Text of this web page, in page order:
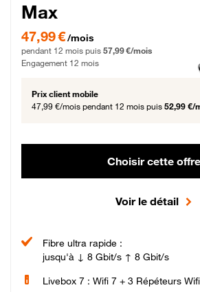
Max
47,99 € par mois pendant 12 mois puis 57,99 €
47,99 €/mois
pendant 12 mois puis 57,99 €/mois
Engagement 12 mois
Prix client mobile
47,99 €/mois pendant 12 mois puis 52,99 €/
Choisir cette offre
Voir le détail
Fibre ultra rapide :
jusqu'à ↓ 8 Gbit/s ↑ 8 Gbit/s
Livebox 7 : Wifi 7 + 3 Répéteurs